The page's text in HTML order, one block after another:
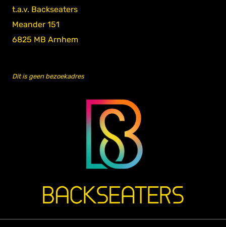
t.a.v. Backseaters
Meander 151
6825 MB Arnhem
Dit is geen bezoekadres